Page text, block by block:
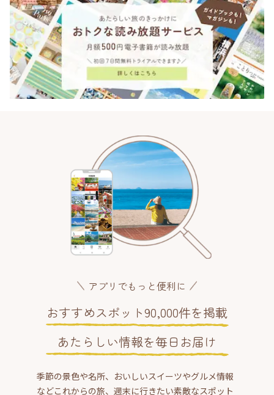
アプリでもっと便利に
おすすめスポット90,000件を掲載
あたらしい情報を毎日お届け
季節の景色や名所、おいしいスイーツやグルメ情報
などこれからの旅、週末に行きたい素敵なスポット